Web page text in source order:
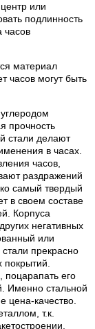
или
подлинность
часов
материал
часов могут быть
прочность
стали делают
в часах.
часов,
раздражений
самый твердый
в своем составе
Корпуса
негативных
или
прекрасно
его
Именно стальной
цена-качество.
т.к.